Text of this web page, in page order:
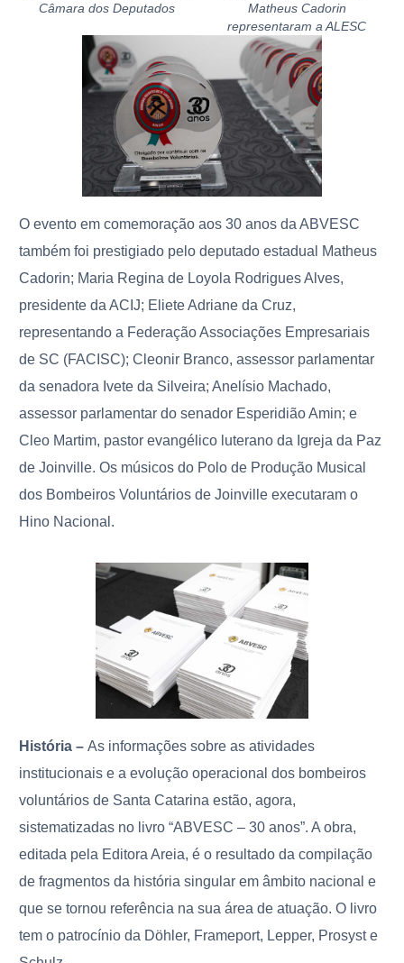
Câmara dos Deputados
Matheus Cadorin
representaram a ALESC
O evento em comemoração aos 30 anos da ABVESC
também foi prestigiado pelo deputado estadual Matheus
Cadorin; Maria Regina de Loyola Rodrigues Alves,
presidente da ACIJ; Eliete Adriane da Cruz,
representando a Federação Associações Empresariais
de SC (FACISC); Cleonir Branco, assessor parlamentar
da senadora Ivete da Silveira; Anelísio Machado,
assessor parlamentar do senador Esperidião Amin; e
Cleo Martim, pastor evangélico luterano da Igreja da Paz
de Joinville. Os músicos do Polo de Produção Musical
dos Bombeiros Voluntários de Joinville executaram o
Hino Nacional.
História –As informações sobre as atividades
institucionais e a evolução operacional dos bombeiros
voluntários de Santa Catarina estão, agora,
sistematizadas no livro “ABVESC – 30 anos”. A obra,
editada pela Editora Areia, é o resultado da compilação
de fragmentos da história singular em âmbito nacional e
que se tornou referência na sua área de atuação. O livro
tem o patrocínio da Döhler, Frameport, Lepper, Prosyst e